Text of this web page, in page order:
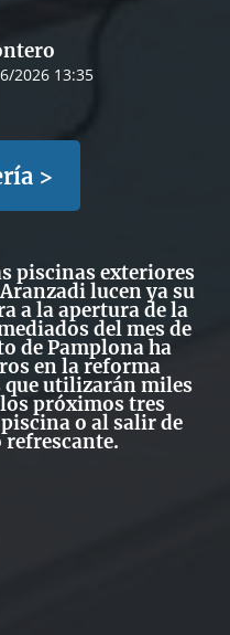
2026 13:35
>
piscinas exteriores
i lucen ya su
a la apertura de la
del mes de
de Pamplonaha
en la reforma
que utilizarán miles
próximos tres
o al salir de